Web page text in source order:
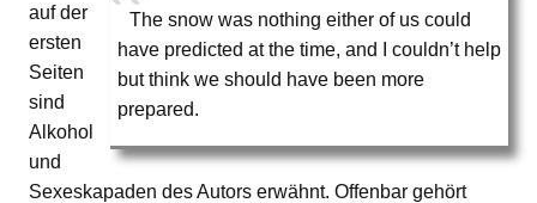
The snow was nothing either of us could
have predicted at the time, and I couldn’t help
but think we should have been more
prepared.
auf der
ersten
Seiten
sind
Alkohol
und
Sexeskapaden des Autors erwähnt. Offenbar gehört